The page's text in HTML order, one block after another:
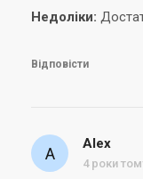
Недоліки:
Відповісти
Alex
4 роки